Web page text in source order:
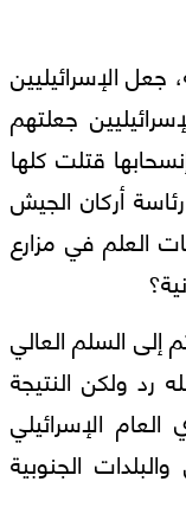
الإسرائيليين
جعلتهم
قتلت كلها
أركان الجيش
العلم في مزارع
إلى السلم العالي
رد ولكن النتيجة
الإسرائيلي
الجنوبية